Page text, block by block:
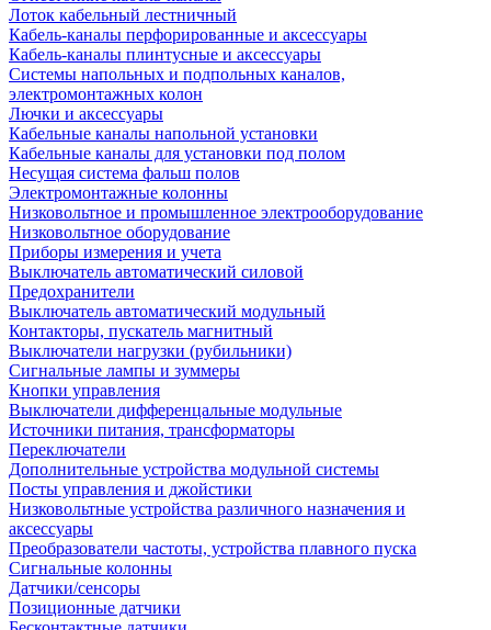
Лоток кабельный лестничный
Кабель-каналы перфорированные и аксессуары
Кабель-каналы плинтусные и аксессуары
Системы напольных и подпольных каналов,
электромонтажных колон
Лючки и аксессуары
Кабельные каналы напольной установки
Кабельные каналы для установки под полом
Несущая система фальш полов
Электромонтажные колонны
Низковольтное и промышленное электрооборудование
Низковольтное оборудование
Приборы измерения и учета
Выключатель автоматический силовой
Предохранители
Выключатель автоматический модульный
Контакторы, пускатель магнитный
Выключатели нагрузки (рубильники)
Сигнальные лампы и зуммеры
Кнопки управления
Выключатели дифференцальные модульные
Источники питания, трансформаторы
Переключатели
Дополнительные устройства модульной системы
Посты управления и джойстики
Низковольтные устройства различного назначения и
аксессуары
Преобразователи частоты, устройства плавного пуска
Сигнальные колонны
Датчики/сенсоры
Позиционные датчики